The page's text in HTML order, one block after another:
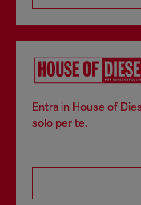
Entra in House of
solo per te.